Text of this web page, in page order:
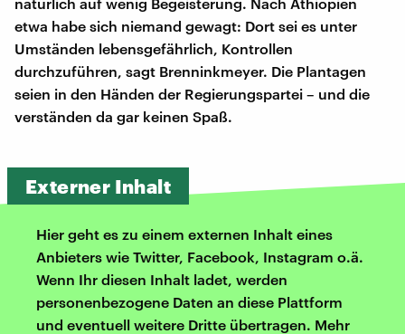
etwa habe sich niemand gewagt: Dort sei es unter
Umständen lebensgefährlich, Kontrollen
durchzuführen, sagt Brenninkmeyer. Die Plantagen
seien in den Händen der Regierungspartei – und die
verständen da gar keinen Spaß.
Externer Inhalt
Hier geht es zu einem externen Inhalt eines
Anbieters wie Twitter, Facebook, Instagram o.ä.
Wenn Ihr diesen Inhalt ladet, werden
personenbezogene Daten an diese Plattform
und eventuell weitere Dritte übertragen. Mehr